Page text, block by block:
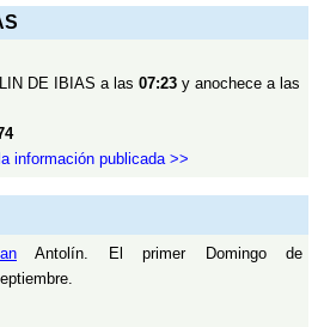
DE IBIAS a las 07:23 y anochece a las
información publicada >>
Antolín. El primer Domingo de